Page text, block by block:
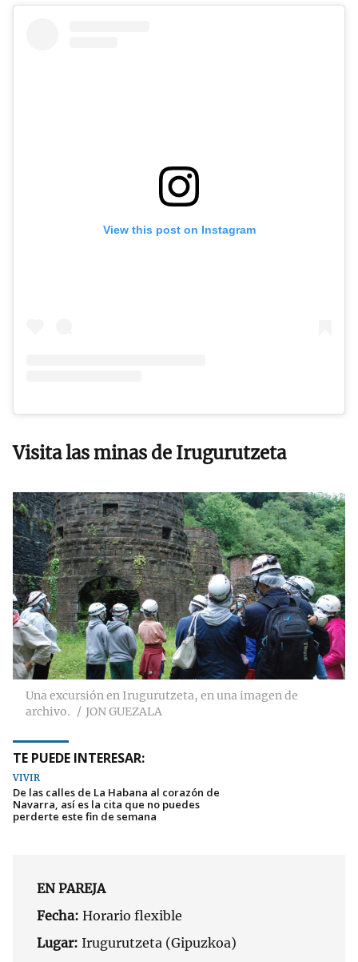
View this post on Instagram
Visita las minas de Irugurutzeta
Una excursión en Irugurutzeta, en una imagen de
archivo.
JON GUEZALA
TE PUEDE INTERESAR:
VIVIR
De las calles de La Habana al corazón de
Navarra, así es la cita que no puedes
perderte este fin de semana
EN PAREJA
Fecha: Horario flexible
Lugar: Irugurutzeta (Gipuzkoa)